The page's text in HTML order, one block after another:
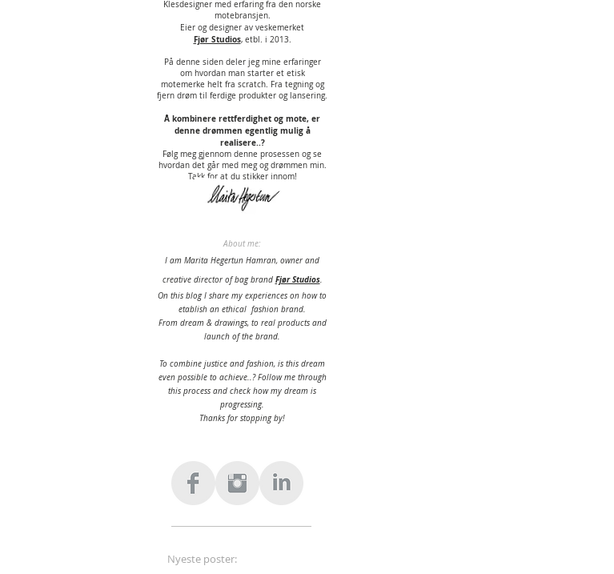
Klesdesigner med erfaring fra den norske
motebransjen.
Eier og designer av veskemerket
Fjør Studios, etbl. i 2013.
På denne siden deler jeg mine erfaringer
om hvordan man starter et etisk
motemerke helt fra scratch. Fra tegning og
fjern drøm til ferdige produkter og lansering.
Å kombinere rettferdighet og mote, er
denne drømmen egentlig mulig å
realisere..?
Følg meg gjennom denne prosessen og se
hvordan det går med meg og drømmen min.
Takk for at du stikker innom!
About me:
I am Marita Hegertun Hamran, owner and
creative director of bag brand Fjør Studios.
On this blog I share my experiences on how to
etablish an ethical fashion brand.
From dream & drawings, to real products and
launch of the brand.
To combine justice and fashion, is this dream
even possible to achieve..? Follow me through
this process and check how my dream is
progressing.
Thanks for stopping by!
Nyeste poster: